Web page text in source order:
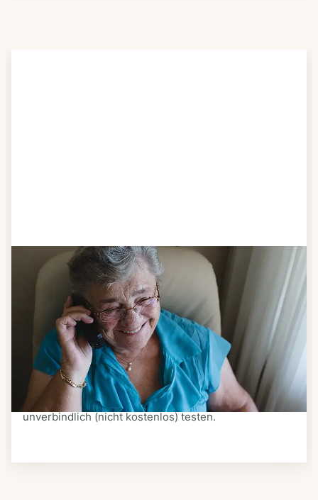
Schritt 3
Bestellen & liefern lassen
Suchen Sie sich aus dem Speiseplan Ihres Anbieters
aus, was Ihnen schmeckt. Bestellen Sie telefonisch,
schriftlich oder im Online-Shop Ihres Anbieters.
Ein Kurier liefert Ihnen das bestellte Essen zum
vereinbarten Zeitpunkt nach Hause. Bei vielen
Anbietern können Sie Essen auf Rädern auch
unverbindlich (nicht kostenlos) testen.